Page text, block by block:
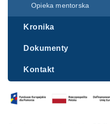
Opieka mentorska
Kronika
Dokumenty
Kontakt